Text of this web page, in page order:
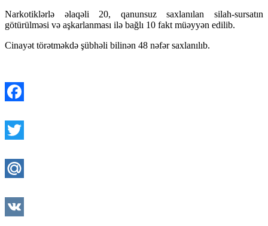
Narkotiklərlə əlaqəli 20, qanunsuz saxlanılan silah-sursatın
götürülməsi və aşkarlanması ilə bağlı 10 fakt müəyyən edilib.
Cinayət törətməkdə şübhəli bilinən 48 nəfər saxlanılıb.